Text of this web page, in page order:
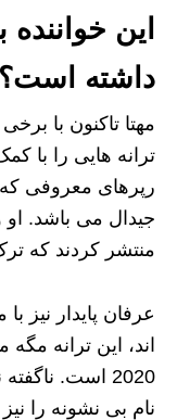
این
داشته است؟
مهتا تاکنون با
ترانه هایی را با
رپرهای معروفی که
جیدال می باشد. او
منتشر کردند که
عرفان پایدار نیز
اند، این ترانه
2020 است.
نام بی نشونه را